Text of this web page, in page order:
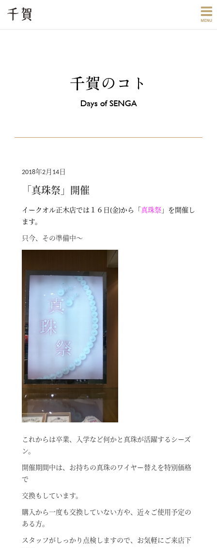
2018年2月14日
「真珠祭」開催
イークオル正木店では１６日(金)から「 真珠祭 」を開催し
ます。
只今、その準備中～
これからは卒業、入学など何かと真珠が活躍するシーズ
ン。
開催期間中は、お持ちの真珠のワイヤー替えを特別価格
で
交換もしています。
購入から一度も交換していない方や、近々ご使用予定の
ある方。
スタッフがしっかり点検しますので、お気軽にご来店下